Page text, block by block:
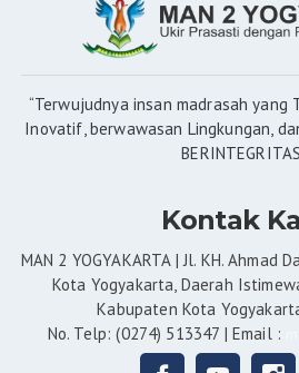
“Terwujudnya insan madrasah yang
Inovatif, berwawasan Lingkungan,
Kontak
MAN 2 YOGYAKARTA | Jl. KH. Ahmad
Kota Yogyakarta, Daerah
Kabupaten Kota
No. Telp: (0274) 513347 | Email :